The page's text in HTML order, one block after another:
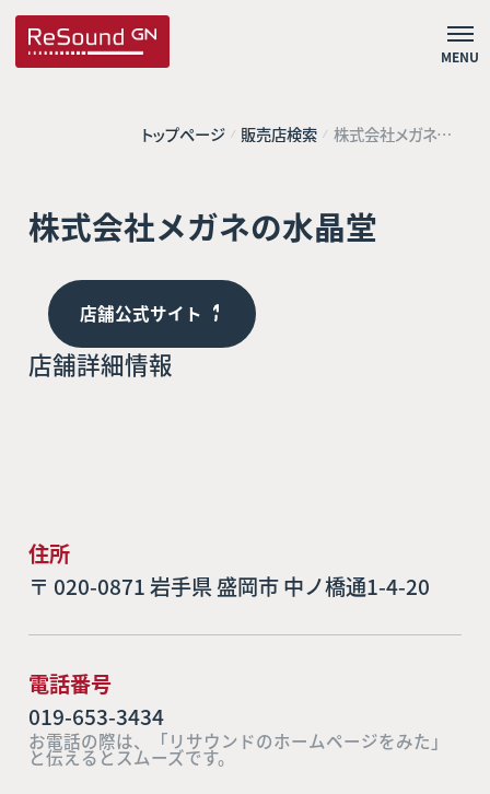
MENU
トップページ 販売店検索 株式会社メガネの
水晶堂
株式会社メガネの水晶堂
店舗公式サイト
店舗詳細情報
住所
〒 020-0871 岩手県 盛岡市 中ノ橋通1-4-20
電話番号
019-653-3434
お電話の際は、「リサウンドのホームページをみた」
と伝えるとスムーズです。